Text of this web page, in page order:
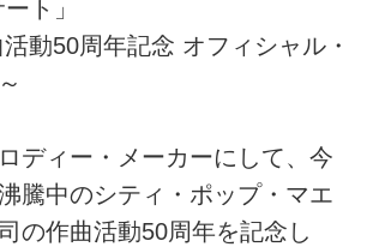
ト」
動50周年記念 オフィシャル・
ディー・メーカーにして、今
騰中のシティ・ポップ・マエ
の作曲活動50周年を記念し